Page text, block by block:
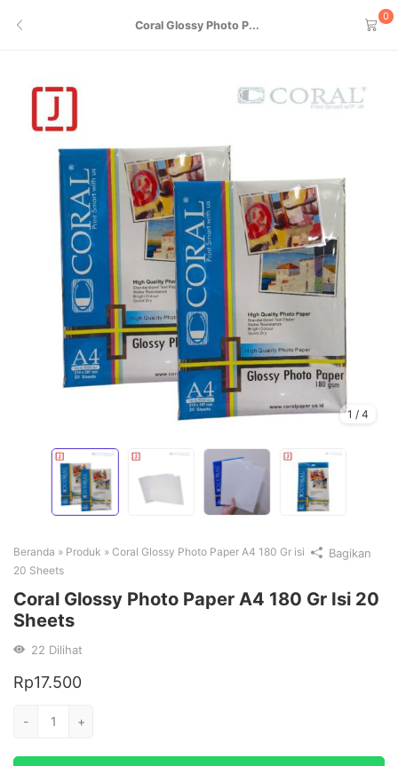
Coral Glossy Photo P...
0
1 / 4
Beranda » Produk » Coral Glossy Photo Paper A4 180 Gr isi
20 Sheets
Coral Glossy Photo Paper A4 180 Gr Isi 20
Sheets
22 Dilihat
Rp17.500
-
Kuantitas
Glossy
+
Bagikan